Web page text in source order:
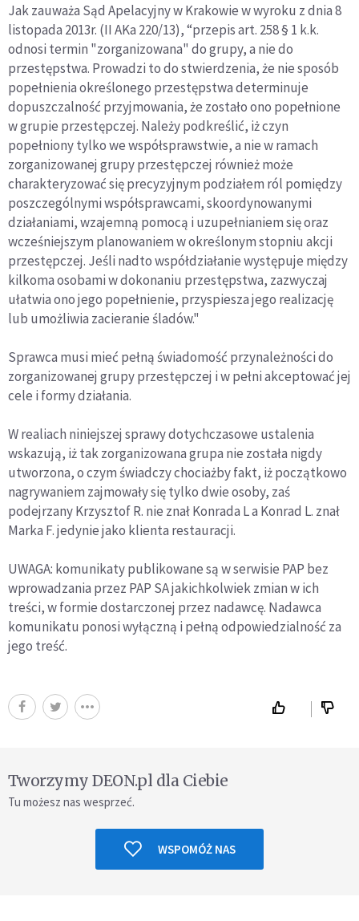
Jak zauważa Sąd Apelacyjny w Krakowie w wyroku z dnia 8
listopada 2013r. (II AKa 220/13), “przepis art. 258 § 1 k.k.
odnosi termin "zorganizowana" do grupy, a nie do
przestępstwa. Prowadzi to do stwierdzenia, że nie sposób
popełnienia określonego przestępstwa determinuje
dopuszczalność przyjmowania, że zostało ono popełnione
w grupie przestępczej. Należy podkreślić, iż czyn
popełniony tylko we współsprawstwie, a nie w ramach
zorganizowanej grupy przestępczej również może
charakteryzować się precyzyjnym podziałem ról pomiędzy
poszczególnymi współsprawcami, skoordynowanymi
działaniami, wzajemną pomocą i uzupełnianiem się oraz
wcześniejszym planowaniem w określonym stopniu akcji
przestępczej. Jeśli nadto współdziałanie występuje między
kilkoma osobami w dokonaniu przestępstwa, zazwyczaj
ułatwia ono jego popełnienie, przyspiesza jego realizację
lub umożliwia zacieranie śladów."
Sprawca musi mieć pełną świadomość przynależności do
zorganizowanej grupy przestępczej i w pełni akceptować jej
cele i formy działania.
W realiach niniejszej sprawy dotychczasowe ustalenia
wskazują, iż tak zorganizowana grupa nie została nigdy
utworzona, o czym świadczy chociażby fakt, iż początkowo
nagrywaniem zajmowały się tylko dwie osoby, zaś
podejrzany Krzysztof R. nie znał Konrada L a Konrad L. znał
Marka F. jedynie jako klienta restauracji.
UWAGA: komunikaty publikowane są w serwisie PAP bez
wprowadzania przez PAP SA jakichkolwiek zmian w ich
treści, w formie dostarczonej przez nadawcę. Nadawca
komunikatu ponosi wyłączną i pełną odpowiedzialność za
jego treść.
Tworzymy DEON.pl dla Ciebie
Tu możesz nas wesprzeć.
WSPOMÓŻ NAS